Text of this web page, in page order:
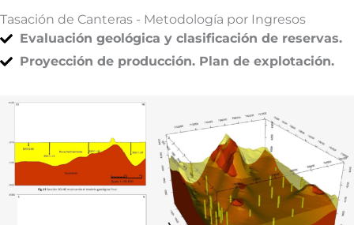
Tasación de Canteras - Metodología por Ingresos
Evaluación geológica y clasificación de reservas.
Proyección de producción. Plan de explotación.